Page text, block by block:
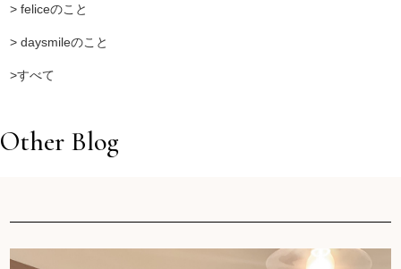
> feliceのこと
> daysmileのこと
>すべて
Other Blog